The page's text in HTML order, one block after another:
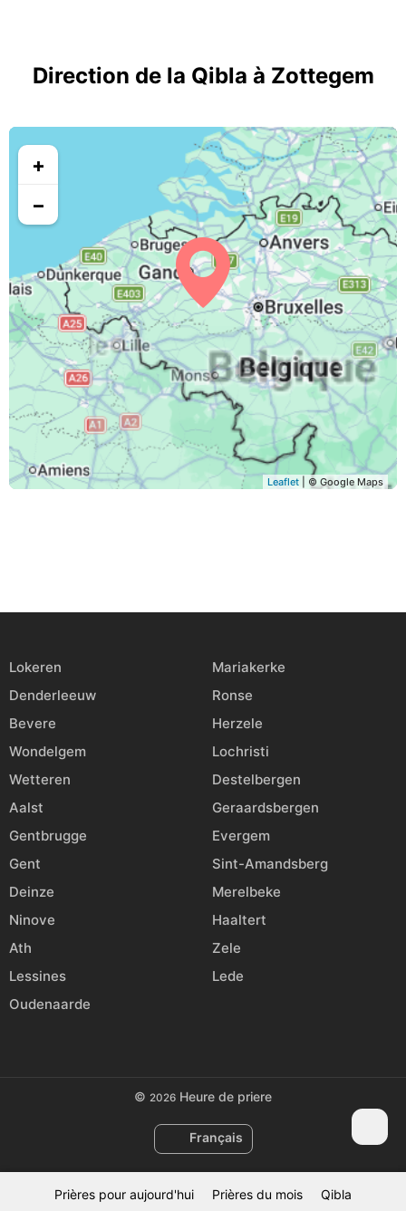
Prières pour aujourd'hui Prières du mois Qibla
Direction de la Qibla à Zottegem
+
−
Leaflet | © Google Maps
Lokeren
Mariakerke
Denderleeuw
Ronse
Bevere
Herzele
Wondelgem
Lochristi
Wetteren
Destelbergen
Aalst
Geraardsbergen
Gentbrugge
Evergem
Gent
Sint-Amandsberg
Deinze
Merelbeke
Ninove
Haaltert
Ath
Zele
Lessines
Lede
Oudenaarde
© 2026 Heure de priere
Français